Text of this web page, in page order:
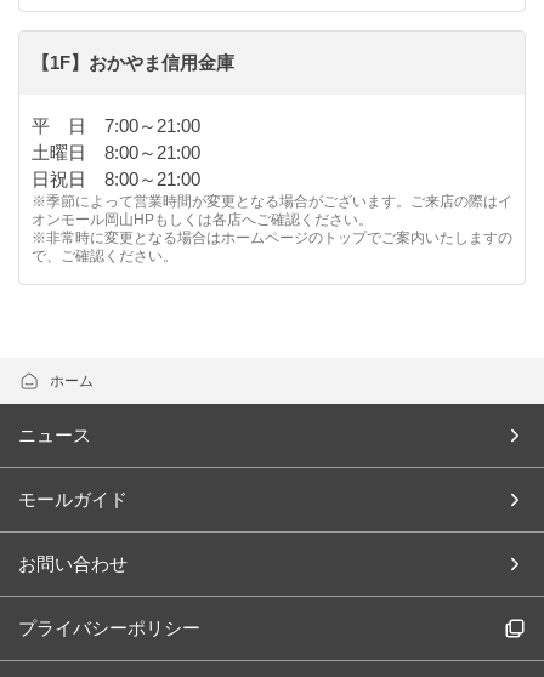
【1F】おかやま信用金庫
平 日 7:00～21:00
土曜日 8:00～21:00
日祝日 8:00～21:00
※季節によって営業時間が変更となる場合がございます。ご来店の際はイ
オンモール岡山HPもしくは各店へご確認ください。
※非常時に変更となる場合はホームページのトップでご案内いたしますの
で、ご確認ください。
ホーム
ニュース
モールガイド
お問い合わせ
プライバシーポリシー